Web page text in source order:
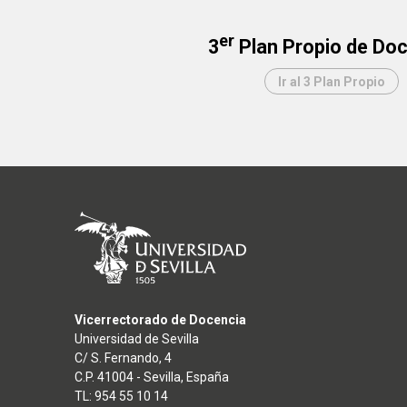
3er Plan Propio de
Ir al 3 Plan Propio
Vicerrectorado de Docencia
Universidad de Sevilla
C/ S. Fernando, 4
C.P. 41004 - Sevilla, España
TL: 954 55 10 14